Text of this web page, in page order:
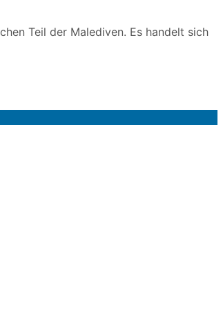
Teil der Malediven. Es handelt sich